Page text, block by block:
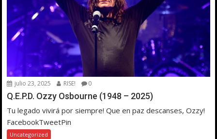
julio 23, 2025 RISE! 0
Q.E.P.D. Ozzy Osbourne (1948 – 2025)
Tu legado vivirá por siempre! Que en paz descanses, Ozzy!
FacebookTweetPin
Uncategorized